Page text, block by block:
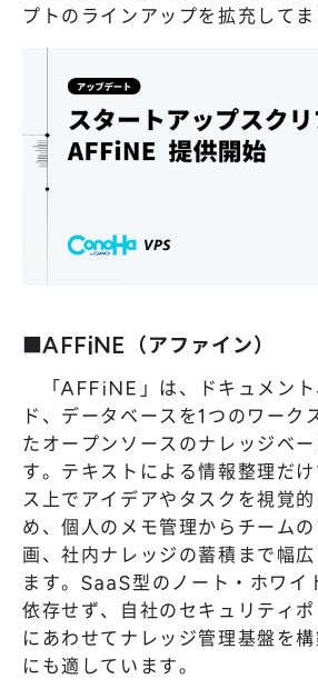
プトのラインアップを拡充してま
■AFFiNE（アファイン）
「AFFiNE」は、ドキュメント
ド、データベースを1つのワーク
たオープンソースのナレッジベ
す。テキストによる情報整理だ
ス上でアイデアやタスクを視覚
め、個人のメモ管理からチーム
画、社内ナレッジの蓄積まで幅
ます。SaaS型のノート・ホワイ
依存せず、自社のセキュリティ
にあわせてナレッジ管理基盤を
にも適しています。